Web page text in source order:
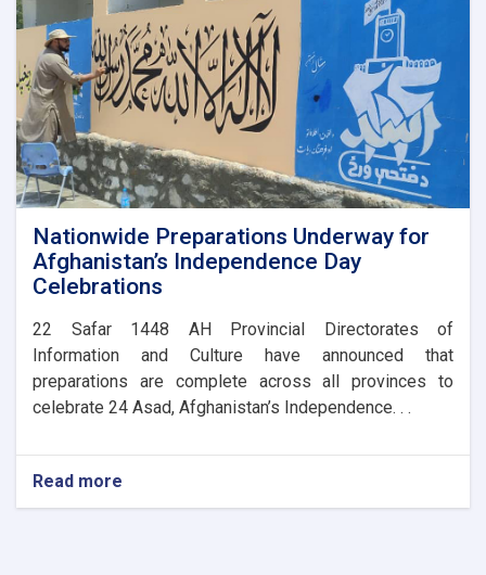
to
Assess
Tourism
Potential
Nationwide Preparations Underway for
Afghanistan’s Independence Day
Celebrations
​22 Safar 1448 AH Provincial Directorates of
Information and Culture have announced that
preparations are complete across all provinces to
celebrate 24 Asad, Afghanistan’s Independence. . .
Read more
Nationwide